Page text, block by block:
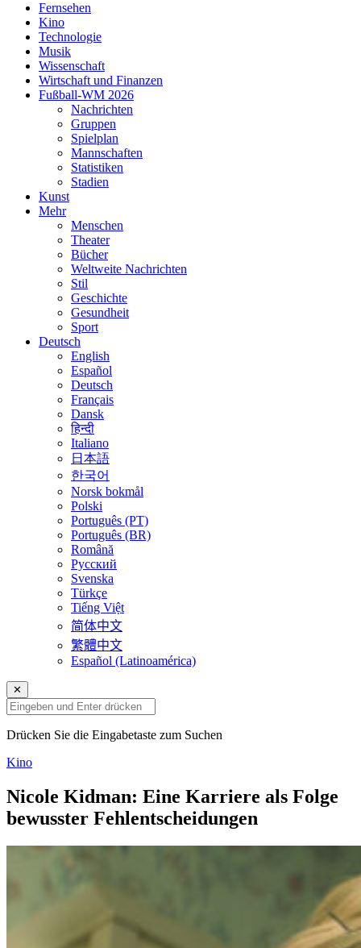
Fernsehen
Kino
Technologie
Musik
Wissenschaft
Wirtschaft und Finanzen
Fußball-WM 2026
Nachrichten
Gruppen
Spielplan
Mannschaften
Statistiken
Stadien
Kunst
Mehr
Menschen
Theater
Bücher
Weltweite Nachrichten
Stil
Geschichte
Gesundheit
Sport
Deutsch
English
Español
Deutsch
Français
Dansk
हिन्दी
Italiano
日本語
한국어
Norsk bokmål
Polski
Português (PT)
Português (BR)
Română
Русский
Svenska
Türkçe
Tiếng Việt
简体中文
繁體中文
Español (Latinoamérica)
✕
Drücken Sie die Eingabetaste zum Suchen
Kino
Nicole Kidman: Eine Karriere als Folge
bewusster Fehlentscheidungen